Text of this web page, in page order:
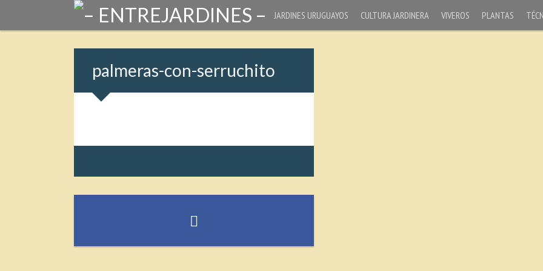
JARDINES URUGUAYOS CULTURA JARDINERA VIVEROS PLANTAS
palmeras-con-serruchito